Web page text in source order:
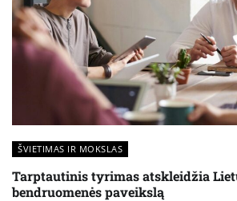
ŠVIETIMAS IR MOKSLAS
Tarptautinis tyrimas atskleidžia
bendruomenės paveikslą